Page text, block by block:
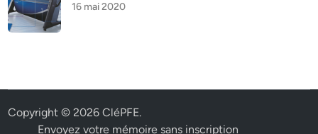
16 mai 2020
Copyright © 2026CléPFE.
Envoyez votre mémoire sans inscription